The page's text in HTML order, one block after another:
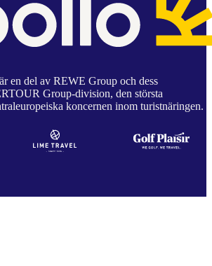
en del av REWE Group och dess
Group-division, den största
koncernen inom turistnäringen.